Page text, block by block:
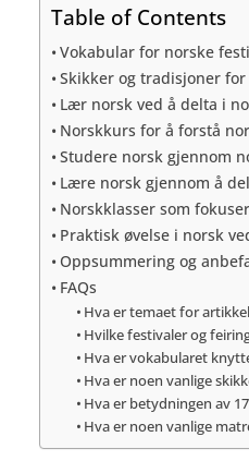
Table of Contents
Vokabular for norske
Skikker og tradisjoner
Lær norsk ved å delta i
Norskkurs for å forstå
Studere norsk gjennom
Lære norsk gjennom å
Norskklasser som
Praktisk øvelse i norsk
Oppsummering og
FAQs
Hva er temaet for
Hvilke festivaler og
Hva er vokabularet
Hva er noen vanlige
Hva er betydningen av
Hva er noen vanlige